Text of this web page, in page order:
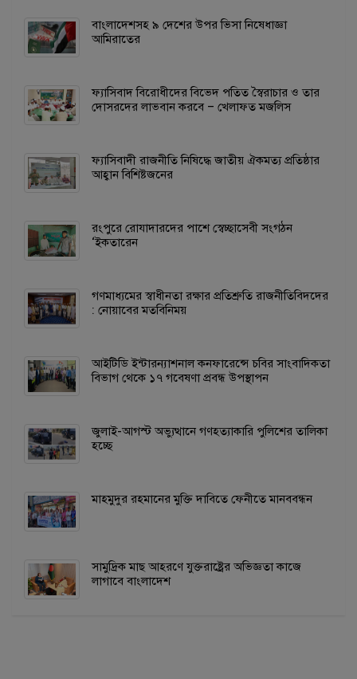
বাংলাদেশসহ ৯ দেশের উপর ভিসা নিষেধাজ্ঞা
আমিরাতের
ফ্যাসিবাদ বিরোধীদের বিভেদ পতিত স্বৈরাচার ও তার
দোসরদের লাভবান করবে – খেলাফত মজলিস
ফ্যাসিবাদী রাজনীতি নিষিদ্ধে জাতীয় ঐকমত্য প্রতিষ্ঠার
আহ্বান বিশিষ্টজনের
রংপুরে রোযাদারদের পাশে স্বেচ্ছাসেবী সংগঠন
‘ইকতারেন
গণমাধ্যমের স্বাধীনতা রক্ষার প্রতিশ্রুতি রাজনীতিবিদদের
: নোয়াবের মতবিনিময়
আইটিডি ইন্টারন্যাশনাল কনফারেন্সে চবির সাংবাদিকতা
বিভাগ থেকে ১৭ গবেষণা প্রবন্ধ উপস্থাপন
জুলাই-আগস্ট অভ্যুত্থানে গণহত্যাকারি পুলিশের তালিকা
হচ্ছে
মাহমুদুর রহমানের মুক্তি দাবিতে ফেনীতে মানববন্ধন
সামুদ্রিক মাছ আহরণে যুক্তরাষ্ট্রের অভিজ্ঞতা কাজে
লাগাবে বাংলাদেশ